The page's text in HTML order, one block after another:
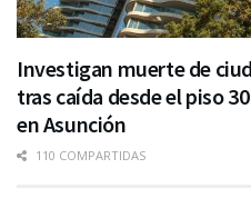
Investigan muerte de
tras caída desde el piso
en Asunción
110 COMPARTIDAS